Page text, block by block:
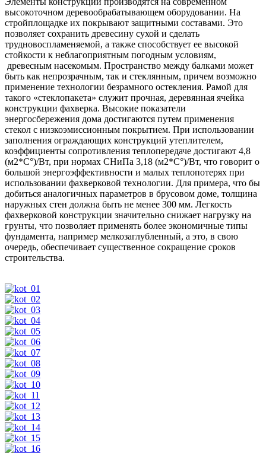
высокоточном деревообрабатывающем оборудовании. На
стройплощадке их покрывают защитными составами. Это
позволяет сохранить древесину сухой и сделать
трудновоспламеняемой, а также способствует ее высокой
стойкости к неблагоприятным погодным условиям,
древесным насекомым. Пространство между балками может
быть как непрозрачным, так и стеклянным, причем возможно
применение технологии безрамного остекления. Рамой для
такого «стеклопакета» служит прочная, деревянная ячейка
конструкции фахверка. Высокие показатели
энергосбережения дома достигаются путем применения
стекол с низкоэмиссионным покрытием. При использовании
заполнения ограждающих конструкций утеплителем,
коэффициенты сопротивления теплопередаче достигают 4,8
(м2*С°)/Вт, при нормах СНиПа 3,18 (м2*С°)/Вт, что говорит о
большой энергоэффективности и малых теплопотерях при
использовании фахверковой технологии. Для примера, что бы
добиться аналогичных параметров в брусовом доме, толщина
наружных стен должна быть не менее 300 мм. Легкость
фахверковой конструкции значительно снижает нагрузку на
грунты, что позволяет применять более экономичные типы
фундамента, например мелкозаглубленный, а это, в свою
очередь, обеспечивает существенное сокращение сроков
строительства.